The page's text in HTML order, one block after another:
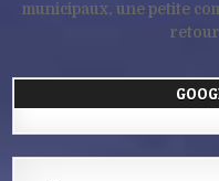
municipaux, une petite